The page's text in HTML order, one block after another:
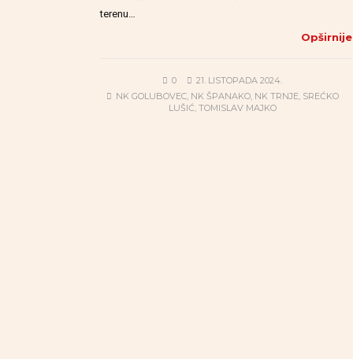
terenu…
Opširnije
0
21. LISTOPADA 2024.
NK GOLUBOVEC, NK ŠPANAKO, NK TRNJE, SREĆKO
LUŠIĆ, TOMISLAV MAJKO